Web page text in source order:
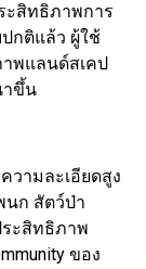
ะสิทธิภาพการ
กติแล้ว ผู้ใช้
พแลนด์สเคป
าขึ้น
วามละเอียดสูง
นก สัตว์ป่า
ะสิทธิภาพ
ของ